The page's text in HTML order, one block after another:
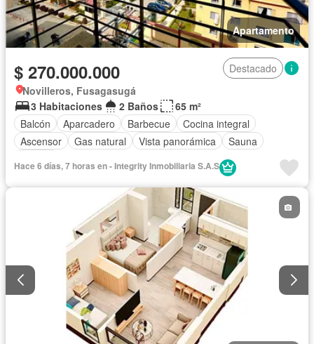
Apartamento
$ 270.000.000
Destacado
Novilleros, Fusagasugá
3 Habitaciones
2 Baños
65 m²
Balcón
Aparcadero Barbecue
Cocina integral
Ascensor
Gas natural Vista panorámica
Sauna
Hace 6 días, 7 horas en - Integrity Inmobiliaria S.A.S